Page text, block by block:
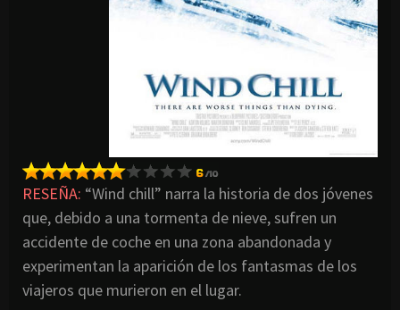
RESEÑA: “Wind chill” narra la historia de dos jóvenes
que, debido a una tormenta de nieve, sufren un
accidente de coche en una zona abandonada y
experimentan la aparición de los fantasmas de los
viajeros que murieron en el lugar.